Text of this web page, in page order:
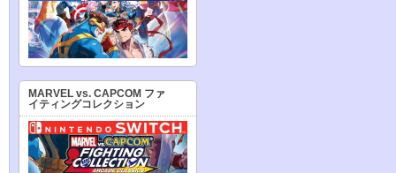
MARVEL vs. CAPCOM ファ
イティングコレクション